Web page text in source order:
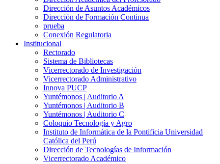
Dirección de Asuntos Académicos
Dirección de Formación Continua
prueba
Conexión Regulatoria
Institucional
Rectorado
Sistema de Bibliotecas
Vicerrectorado de Investigación
Vicerrectorado Administrativo
Innova PUCP
Yuntémonos | Auditorio A
Yuntémonos | Auditorio B
Yuntémonos | Auditorio C
Coloquio Tecnología y Agro
Instituto de Informática de la Pontificia Universidad
Católica del Perú
Dirección de Tecnologías de Información
Vicerrectorado Académico